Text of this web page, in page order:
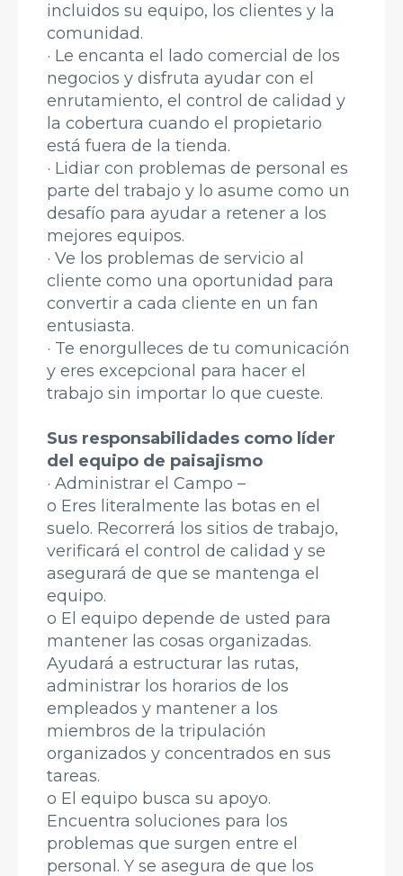
incluidos su equipo, los clientes y la
comunidad.
· Le encanta el lado comercial de los
negocios y disfruta ayudar con el
enrutamiento, el control de calidad y
la cobertura cuando el propietario
está fuera de la tienda.
· Lidiar con problemas de personal es
parte del trabajo y lo asume como un
desafío para ayudar a retener a los
mejores equipos.
· Ve los problemas de servicio al
cliente como una oportunidad para
convertir a cada cliente en un fan
entusiasta.
· Te enorgulleces de tu comunicación
y eres excepcional para hacer el
trabajo sin importar lo que cueste.
Sus responsabilidades como líder
del equipo de paisajismo
· Administrar el Campo –
o Eres literalmente las botas en el
suelo. Recorrerá los sitios de trabajo,
verificará el control de calidad y se
asegurará de que se mantenga el
equipo.
o El equipo depende de usted para
mantener las cosas organizadas.
Ayudará a estructurar las rutas,
administrar los horarios de los
empleados y mantener a los
miembros de la tripulación
organizados y concentrados en sus
tareas.
o El equipo busca su apoyo.
Encuentra soluciones para los
problemas que surgen entre el
personal. Y se asegura de que los